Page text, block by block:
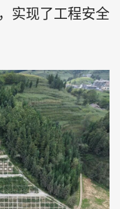
实现了工程安全